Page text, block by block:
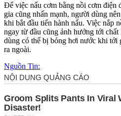
Để việc nấu cơm bằng nồi cơm điện
gia cũng nhấn mạnh, người dùng
khi bắt đầu tiến hành nấu. Việc nắp
ngay từ đầu cũng ảnh hưởng tới
dùng có thể bị bỏng hơi nước khi tới
ra ngoài.
Nguồn Tin: